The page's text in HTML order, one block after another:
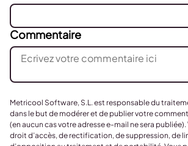
Commentaire
Metricool Software, S.L. est responsable du
dans le but de modérer et de publier votre
(en aucun cas votre adresse e-mail ne sera publiée).
droit d’accès, de rectification, de suppression, de